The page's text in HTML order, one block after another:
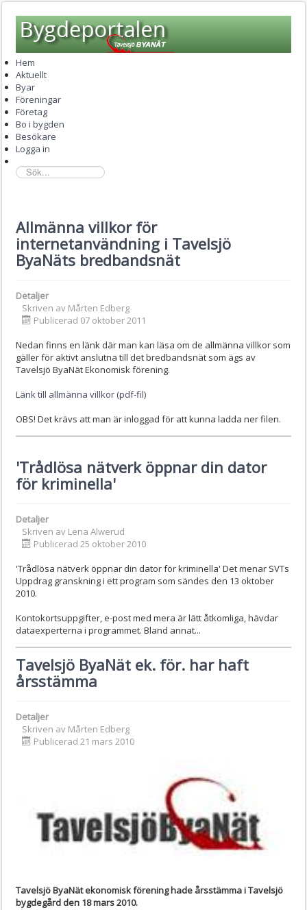
Hem
Aktuellt
Byar
Föreningar
Företag
Bo i bygden
Besökare
Logga in
sök...
Allmänna villkor för
internetanvändning i Tavelsjö
ByaNäts bredbandsnät
Detaljer
Skriven av Mårten Edberg
Publicerad 07 oktober 2011
Nedan finns en länk där man kan läsa om de allmänna villkor som
gäller för aktivt anslutna till det bredbandsnät som ägs av
Tavelsjö ByaNät Ekonomisk förening.
Länk till allmänna villkor (pdf-fil)
OBS! Det krävs att man är inloggad för att kunna ladda ner filen.
'Trådlösa nätverk öppnar din dator
för kriminella'
Detaljer
Skriven av Lena Alwerud
Publicerad 25 oktober 2010
'Trådlösa nätverk öppnar din dator för kriminella' Det menar SVTs
Uppdrag granskning i ett program som sändes den 13 oktober
2010.
Kontokortsuppgifter, e-post med mera är lätt åtkomliga, hävdar
dataexperterna i programmet. Bland annat...
Tavelsjö ByaNät ek. för. har haft
årsstämma
Detaljer
Skriven av Mårten Edberg
Publicerad 21 mars 2010
Tavelsjö ByaNät ekonomisk förening hade årsstämma i Tavelsjö
bygdegård den 18 mars 2010.